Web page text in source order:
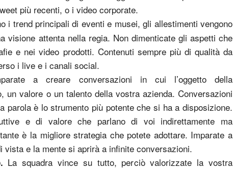
più recenti, o i video corporate.
i trend principali di eventi e musei, gli allestimenti vengono
visione attenta nella regia. Non dimenticate gli aspetti che
e nei video prodotti. Contenuti sempre più di qualità da
i live e i canali social.
a creare conversazioni in cui l’oggetto della
un valore o un talento della vostra azienda. Conversazioni
parola è lo strumento più potente che si ha a disposizione.
e di valore che parlano di voi indirettamente ma
è la migliore strategia che potete adottare. Imparate a
vista e la mente si aprirà a infinite conversazioni.
La squadra vince su tutto, perciò valorizzate la vostra